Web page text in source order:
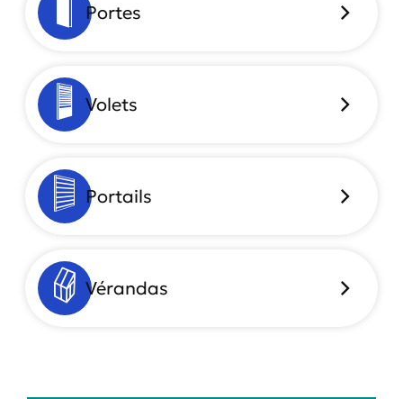
Portes
Volets
Portails
Vérandas